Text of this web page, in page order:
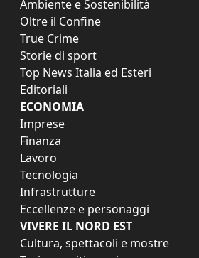
Ambiente e Sostenibilità
Oltre il Confine
True Crime
Storie di sport
Top News Italia ed Esteri
Editoriali
ECONOMIA
Imprese
Finanza
Lavoro
Tecnologia
Infrastrutture
Eccellenze e personaggi
VIVERE IL NORD EST
Cultura, spettacoli e mostre